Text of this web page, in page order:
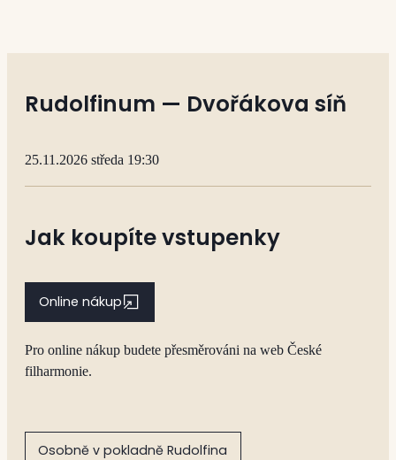
Rudolfinum — Dvořákova síň
25.11.2026 středa 19:30
Jak koupíte vstupenky
Online nákup
Pro online nákup budete přesměrováni na web České
filharmonie.
Osobně v pokladně Rudolfina